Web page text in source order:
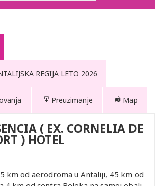
REGIJA LETO 2026
Preuzimanje Map
( EX. CORNELIA DE
) HOTEL
km od aerodroma u Antaliji, 45 km od